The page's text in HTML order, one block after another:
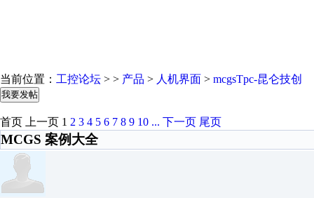
当前位置： 工控论坛 > > 产品 > 人机界面 > mcgsTpc-昆仑技创
我要发帖
首页 上一页 1 2 3 4 5 6 7 8 9 10 ... 下一页 尾页
MCGS 案例大全